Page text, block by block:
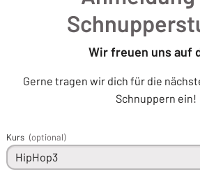
Wir freuen uns auf
Gerne tragen wir dich für die
Schnuppern ein!
Kurs (optional)